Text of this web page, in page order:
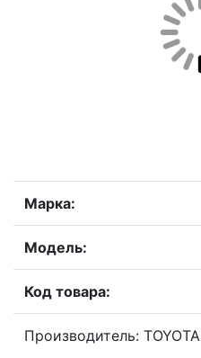
Марка:
Модель:
Код товара:
Производитель: TOYOTA